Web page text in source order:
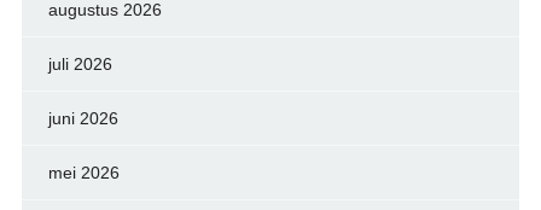
augustus 2026
juli 2026
juni 2026
mei 2026